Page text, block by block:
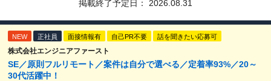
掲載終了予定日： 2026.08.31
NEW 正社員 面接情報有 自己PR不要 話を聞きたい応募可
株式会社エンジニアファースト
SE／原則フルリモート／案件は自分で選べる／定着率93%／20～
30代活躍中！